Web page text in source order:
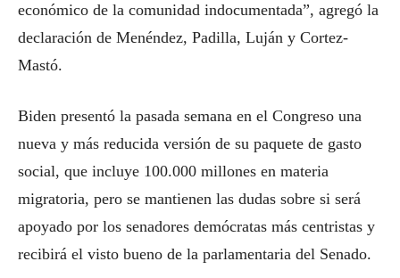
económico de la comunidad indocumentada”, agregó la
declaración de Menéndez, Padilla, Luján y Cortez-
Mastó.
Biden presentó la pasada semana en el Congreso una
nueva y más reducida versión de su paquete de gasto
social, que incluye 100.000 millones en materia
migratoria, pero se mantienen las dudas sobre si será
apoyado por los senadores demócratas más centristas y
recibirá el visto bueno de la parlamentaria del Senado.